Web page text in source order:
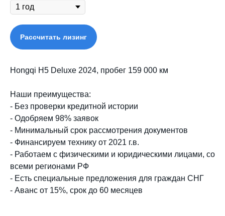
Рассчитать лизинг
Hongqi H5 Deluxe 2024, пробег 159 000 км
Наши преимущества:
- Без проверки кредитной истории
- Одобряем 98% заявок
- Минимальный срок рассмотрения документов
- Финансируем технику от 2021 г.в.
- Работаем с физическими и юридическими лицами, со
всеми регионами РФ
- Есть специальные предложения для граждан СНГ
- Аванс от 15%, срок до 60 месяцев